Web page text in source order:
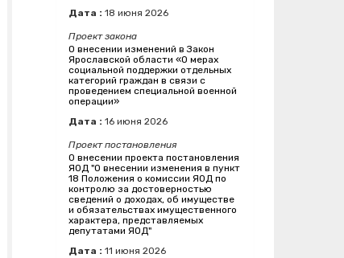
Дата : 18 июня 2026
Проект закона
О внесении изменений в Закон
Ярославской области «О мерах
социальной поддержки отдельных
категорий граждан в связи с
проведением специальной военной
операции»
Дата : 16 июня 2026
Проект постановления
О внесении проекта постановления
ЯОД "О внесении изменения в пункт
18 Положения о комиссии ЯОД по
контролю за достоверностью
сведений о доходах, об имуществе
и обязательствах имущественного
характера, представляемых
депутатами ЯОД"
Дата : 11 июня 2026